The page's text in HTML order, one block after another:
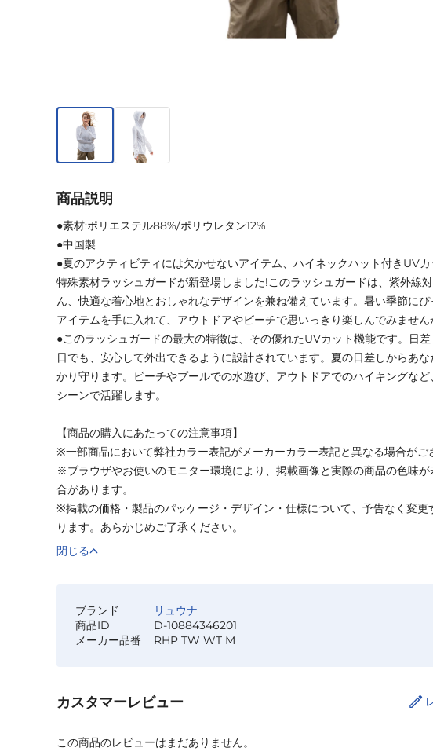
商品説明
●素材:ポリエステル88%/ポリウレタン12%
●中国製
●夏のアクティビティには欠かせないアイテム、ハイネックハット付きUVカ
特殊素材ラッシュガードが新登場しました!このラッシュガードは、紫外線
ん、快適な着心地とおしゃれなデザインを兼ね備えています。暑い季節に
アイテムを手に入れて、アウトドアやビーチで思いっきり楽しんでみません
●このラッシュガードの最大の特徴は、その優れたUVカット機能です。日
日でも、安心して外出できるように設計されています。夏の日差しからあな
かり守ります。ビーチやプールでの水遊び、アウトドアでのハイキングなど
シーンで活躍します。
【商品の購入にあたっての注意事項】
※一部商品において弊社カラー表記がメーカーカラー表記と異なる場合がご
※ブラウザやお使いのモニター環境により、掲載画像と実際の商品の色味
合があります。
※掲載の価格・製品のパッケージ・デザイン・仕様について、予告なく変更
ります。あらかじめご了承ください。
閉じる
ブランド
リュウナ
商品ID
D-10884346201
メーカー品番
RHP TW WT M
カスタマーレビュー
この商品のレビューはまだありません。